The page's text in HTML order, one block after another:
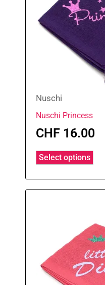
Nuschi
Nuschi Princess
CHF 16.00
Select options